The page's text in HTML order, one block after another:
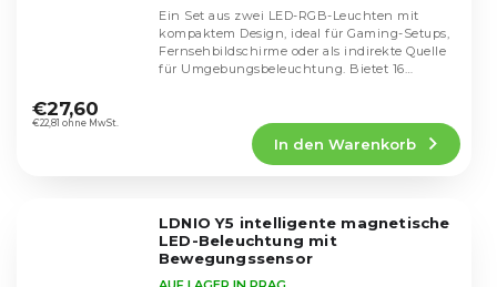
durchschnittliche
Produktbewertung
€22,81 ohne MwSt.
€27,60
In den Warenkorb
Ein Set aus zwei LED-RGB-Leuchten mit
kompaktem Design, ideal für Gaming-Setups,
Fernsehbildschirme oder als indirekte Quelle
für Umgebungsbeleuchtung. Bietet 16
LDNIO Y5 intelligente magnetische
LED-Beleuchtung mit
Bewegungssensor